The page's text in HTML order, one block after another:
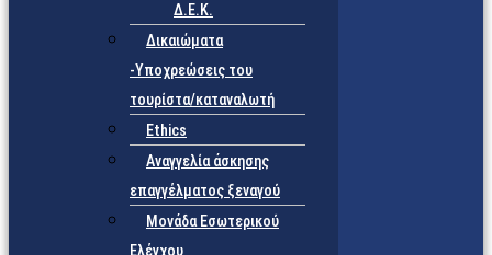
Δ.Ε.Κ.
Δικαιώματα
-Υποχρεώσεις του
τουρίστα/καταναλωτή
Ethics
Αναγγελία άσκησης
επαγγέλματος ξεναγού
Μονάδα Εσωτερικού
Ελέγχου